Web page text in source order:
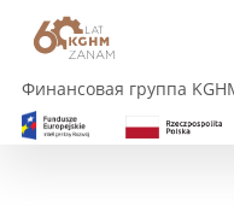
Финансовая группа